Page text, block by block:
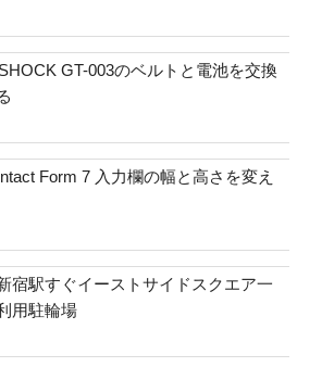
GT-003のベルトと電池を交換
Form 7 入力欄の幅と高さを変え
宿駅すぐイーストサイドスクエア一
用駐輪場